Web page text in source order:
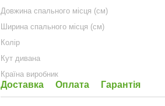
Довжина спального місця (см)
Ширина спального місця (см)
Колір
Кут дивана
Країна виробник
Доставка Оплата Гарантія